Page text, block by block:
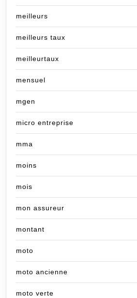
meilleurs
meilleurs taux
meilleurtaux
mensuel
mgen
micro entreprise
mma
moins
mois
mon assureur
montant
moto
moto ancienne
moto verte